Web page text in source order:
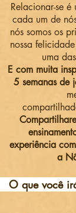
Relacionar-se
cada um de
nós somos os
nossa
uma
E com muita
5 semanas de
experiência
a
que você irá